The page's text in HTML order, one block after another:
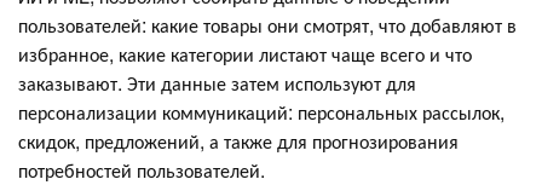
пользователей: какие товары они смотрят, что добавляют в
избранное, какие категории листают чаще всего и что
заказывают. Эти данные затем используют для
персонализации коммуникаций: персональных рассылок,
скидок, предложений, а также для прогнозирования
потребностей пользователей.